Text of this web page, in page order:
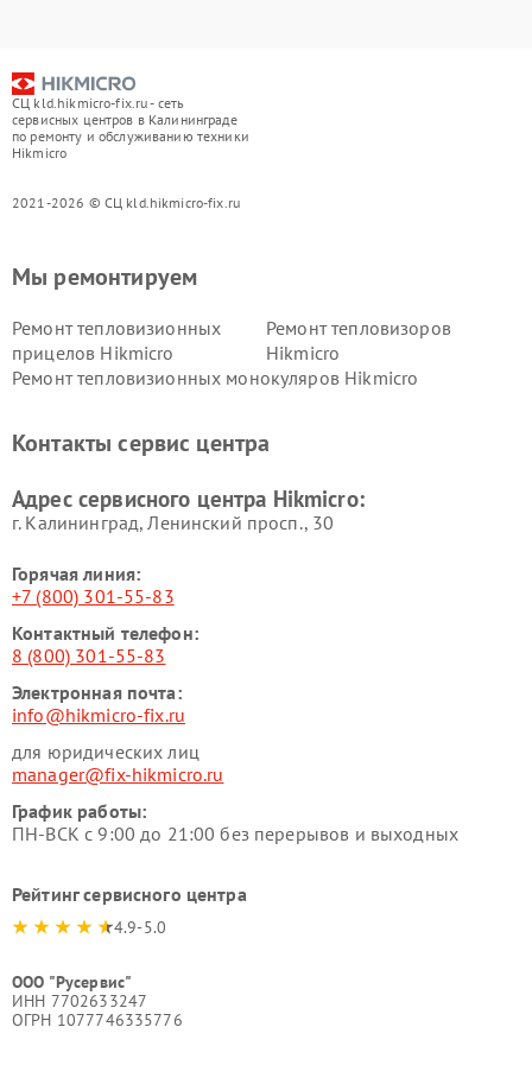
СЦ kld.hikmicro-fix.ru - сеть
сервисных центров в Калининграде
по ремонту и обслуживанию техники
Hikmicro
2021-2026 © СЦ kld.hikmicro-fix.ru
Мы ремонтируем
Ремонт тепловизионных
прицелов Hikmicro
Ремонт тепловизоров
Hikmicro
Ремонт тепловизионных монокуляров Hikmicro
Контакты сервис центра
Адрес сервисного центра Hikmicro:
г. Калининград, Ленинский просп., 30
Горячая линия:
+7 (800) 301-55-83
Контактный телефон:
8 (800) 301-55-83
Электронная почта:
info@hikmicro-fix.ru
для юридических лиц
manager@fix-hikmicro.ru
График работы:
ПН-ВСК с 9:00 до 21:00 без перерывов и выходных
Рейтинг сервисного центра
4.9-5.0
ООО "Русервис"
ИНН 7702633247
ОГРН 1077746335776